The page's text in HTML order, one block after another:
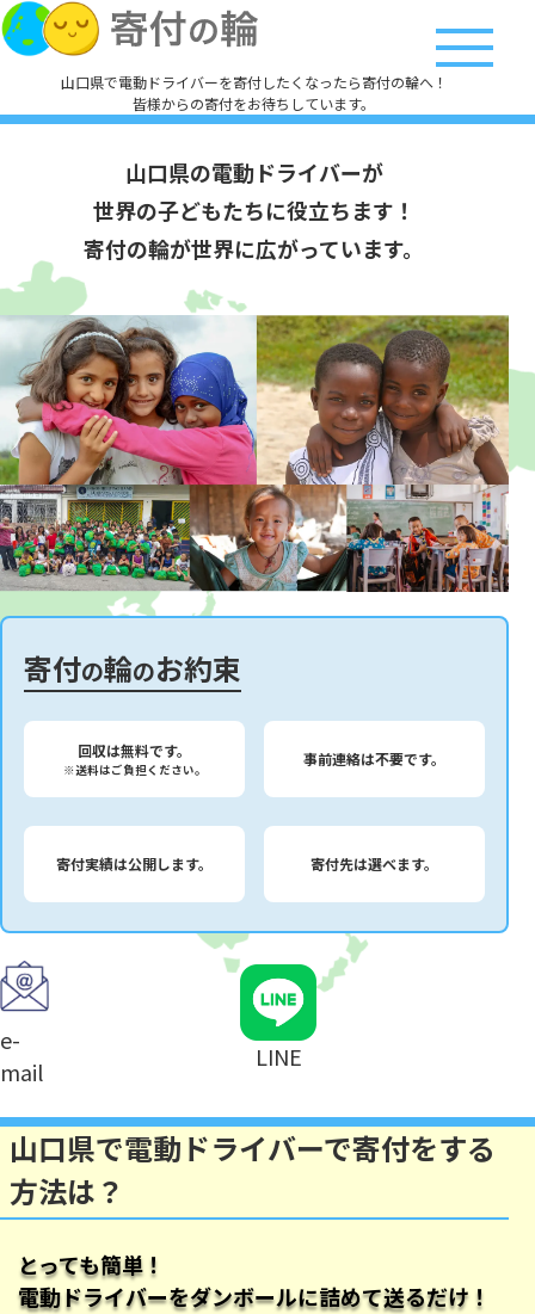
山口県で電動ドライバーを寄付したくなったら寄付の輪へ！
皆様からの寄付をお待ちしています。
山口県の電動ドライバーが
世界の子どもたちに役立ちます！
寄付の輪が世界に広がっています。
寄付の輪のお約束
回収は無料です。
※送料はご負担ください。
事前連絡は不要です。
寄付実績は公開します。 寄付先は選べます。
e-
mail
LINE
山口県で電動ドライバーで寄付をする
方法は？
とっても簡単！
電動ドライバーをダンボールに詰めて送るだけ！